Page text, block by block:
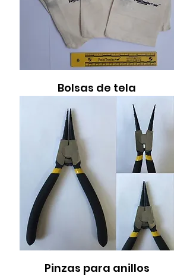
Bolsas de tela
Pinzas para anillos